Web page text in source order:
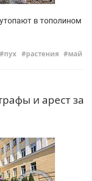
в тополином
пух растения май
и арест за